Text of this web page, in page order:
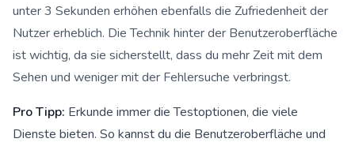
unter 3 Sekunden erhöhen ebenfalls die Zufriedenheit der
Nutzer erheblich. Die Technik hinter der Benutzeroberfläche
ist wichtig, da sie sicherstellt, dass du mehr Zeit mit dem
Sehen und weniger mit der Fehlersuche verbringst.
Pro Tipp: Erkunde immer die Testoptionen, die viele
Dienste bieten. So kannst du die Benutzeroberfläche und